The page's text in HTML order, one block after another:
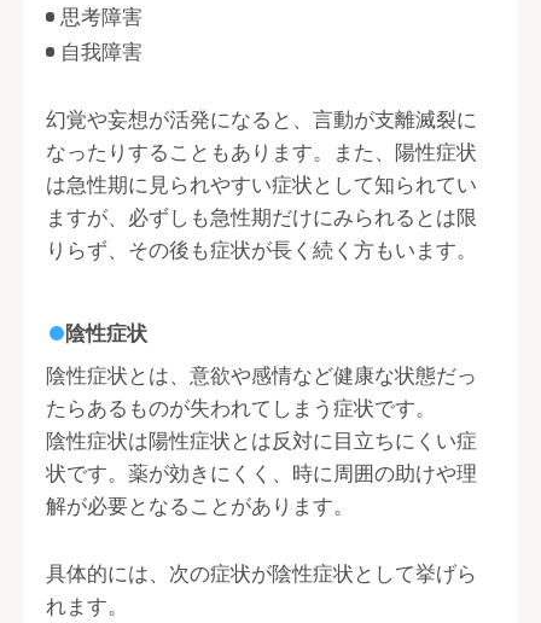
思考障害
自我障害
幻覚や妄想が活発になると、言動が支離滅裂に
なったりすることもあります。また、陽性症状
は急性期に見られやすい症状として知られてい
ますが、必ずしも急性期だけにみられるとは限
りらず、その後も症状が長く続く方もいます。
陰性症状
陰性症状とは、意欲や感情など健康な状態だっ
たらあるものが失われてしまう症状です。
陰性症状は陽性症状とは反対に目立ちにくい症
状です。薬が効きにくく、時に周囲の助けや理
解が必要となることがあります。
具体的には、次の症状が陰性症状として挙げら
れます。